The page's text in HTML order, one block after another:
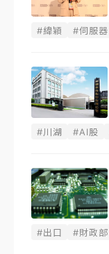
#緯穎 #伺服器
#川湖 #AI股
#出口 #財政部